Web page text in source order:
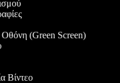
(Green Screen)
Βίντεο